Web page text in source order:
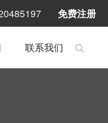
免费注册
联系我们